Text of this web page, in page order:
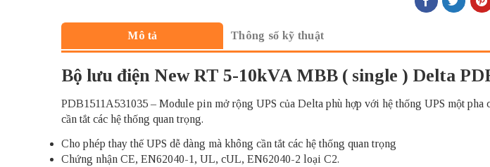
Mô tả Thông số kỹ thuật
Bộ lưu điện New RT 5-10kVA MBB ( single ) Delta
PDB1511A531035 – Module pin mở rộng UPS của Delta phù hợp với hệ thống UPS một
cần tắt các hệ thống quan trọng.
Cho phép thay thế UPS dễ dàng mà không cần tắt các hệ thống quan trọng
Chứng nhận CE, EN62040-1, UL, cUL, EN62040-2 loại C2.